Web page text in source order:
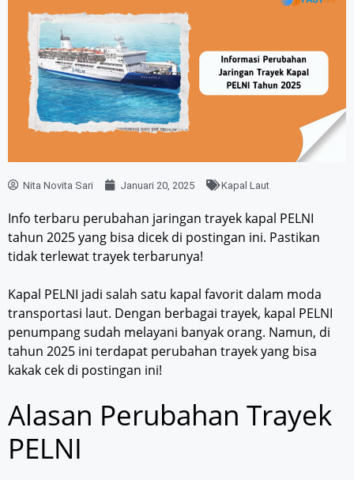
Nita Novita Sari Januari 20, 2025 Kapal Laut
Info terbaru perubahan jaringan trayek kapal PELNI
tahun 2025 yang bisa dicek di postingan ini. Pastikan
tidak terlewat trayek terbarunya!
Kapal PELNI jadi salah satu kapal favorit dalam moda
transportasi laut. Dengan berbagai trayek, kapal PELNI
penumpang sudah melayani banyak orang. Namun, di
tahun 2025 ini terdapat perubahan trayek yang bisa
kakak cek di postingan ini!
Alasan Perubahan Trayek
PELNI